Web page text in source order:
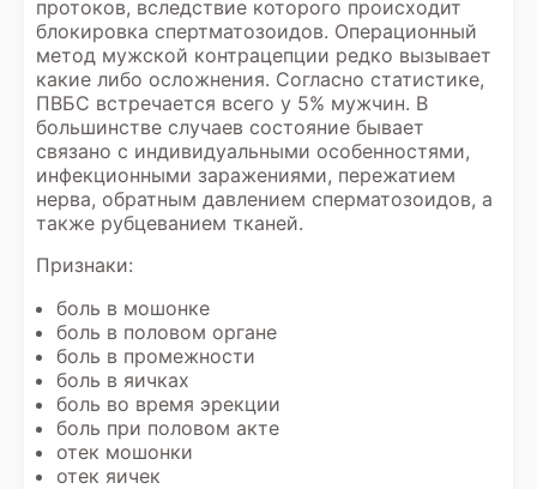
протоков, вследствие которого происходит
блокировка спертматозоидов. Операционный
метод мужской контрацепции редко вызывает
какие либо осложнения. Согласно статистике,
ПВБС встречается всего у 5% мужчин. В
большинстве случаев состояние бывает
связано с индивидуальными особенностями,
инфекционными заражениями, пережатием
нерва, обратным давлением сперматозоидов, а
также рубцеванием тканей.
Признаки:
боль в мошонке
боль в половом органе
боль в промежности
боль в яичках
боль во время эрекции
боль при половом акте
отек мошонки
отек яичек